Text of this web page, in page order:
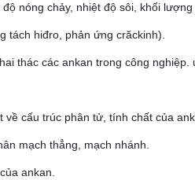
nóng chảy, nhiệt độ sôi, khối
tách hiđro, phản ứng crăckinh).
thác các ankan trong công nghiệp.
cấu trúc phân tử, tính chất của
mạch thẳng, mạch nhánh.
ankan.